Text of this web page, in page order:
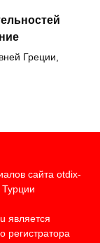
Греции,
сайта otdix-
является
регистратора